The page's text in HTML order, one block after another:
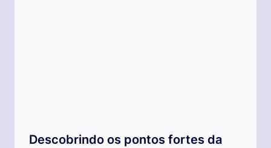
Descobrindo os pontos fortes da